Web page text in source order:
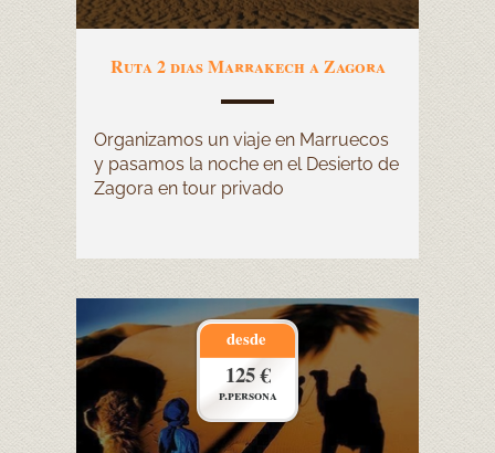
Ruta 2 dias Marrakech a Zagora
Organizamos un viaje en Marruecos
y pasamos la noche en el Desierto de
Zagora en tour privado
desde
125 €
p.persona